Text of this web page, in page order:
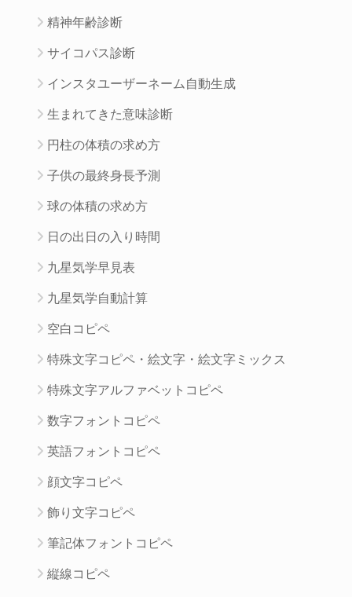
精神年齢診断
サイコパス診断
インスタユーザーネーム自動生成
生まれてきた意味診断
円柱の体積の求め方
子供の最終身長予測
球の体積の求め方
日の出日の入り時間
九星気学早見表
九星気学自動計算
空白コピペ
特殊文字コピペ・絵文字・絵文字ミックス
特殊文字アルファベットコピペ
数字フォントコピペ
英語フォントコピペ
顔文字コピペ
飾り文字コピペ
筆記体フォントコピペ
縦線コピペ